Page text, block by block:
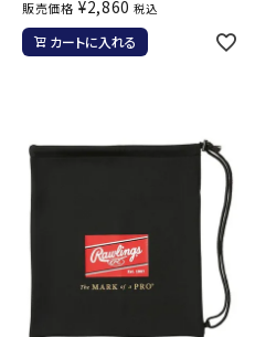
販売価格 ¥2,860 税込
カートに入れる